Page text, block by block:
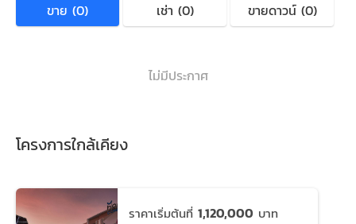
ขาย (0) เช่า (0) ขายดาวน์ (0)
ไม่มีประกาศ
โครงการใกล้เคียง
ราคาเริ่มต้นที่ 1,120,000 บาท